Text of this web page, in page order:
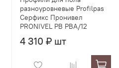
разноуровневые Profilpas
Серфикс Пронивел
PRONIVEL PB PBA/12
4 310 ₽ шт